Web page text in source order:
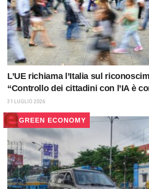
L’UE richiama l’Italia sul
“Controllo dei cittadini con l’IA è
31 LUGLIO 2026
GREEN ECONOMY